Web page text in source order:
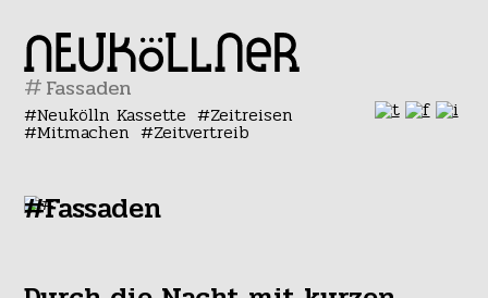
#
Neukölln Kassette Zeitreisen
Mitmachen Zeitvertreib
#Fassaden